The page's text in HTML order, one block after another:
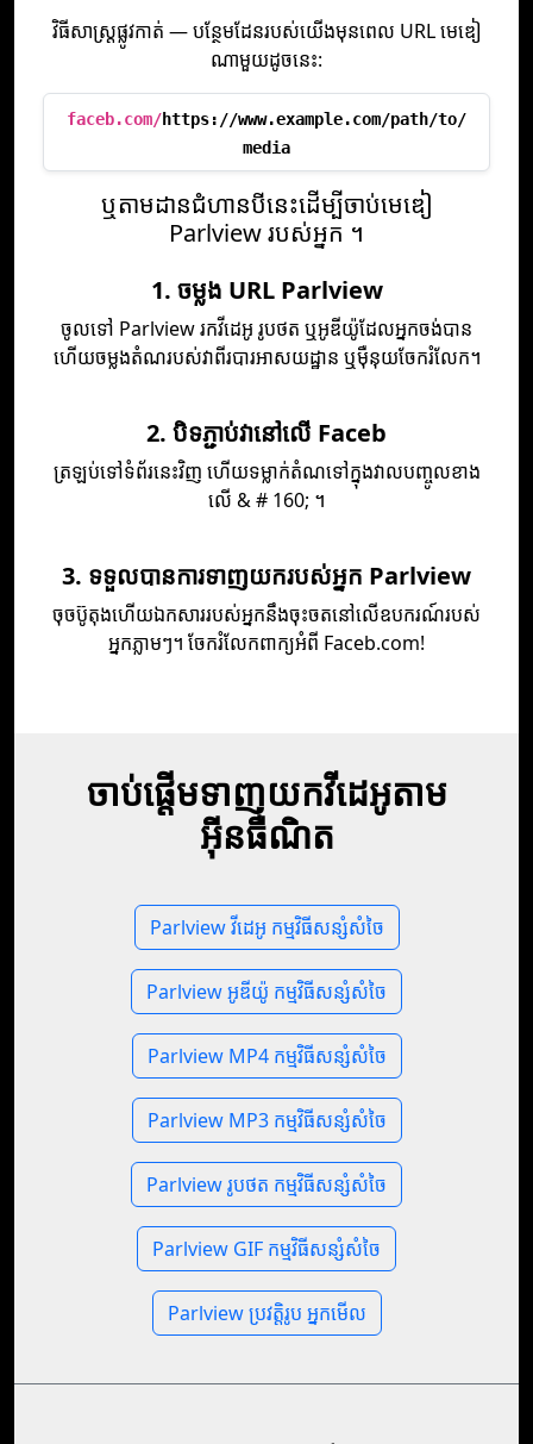
វិធីសាស្ត្រផ្លូវកាត់ — បន្ថែមដែនរបស់យើងមុនពេល URL មេឌៀ
ណាមួយដូចនេះ:
faceb.com/https://www.example.com/path/to/
media
ឬ​តាម​ដាន​ជំហាន​បី​នេះ​ដើម្បី​ចាប់​មេឌៀ
Parlview របស់​អ្នក ។
1. ចម្លង URL Parlview
ចូលទៅ Parlview រកវីដេអូ រូបថត ឬអូឌីយ៉ូដែលអ្នកចង់បាន
ហើយចម្លងតំណរបស់វាពីរបារអាសយដ្ឋាន ឬម៉ឺនុយចែករំលែក។
2. បិទភ្ជាប់វានៅលើ Faceb
ត្រឡប់​ទៅ​ទំព័រ​នេះ​វិញ ហើយ​ទម្លាក់​តំណ​ទៅ​ក្នុង​វាល​បញ្ចូល​ខាង​
លើ & # 160; ។
3. ទទួលបានការទាញយករបស់អ្នក Parlview
ចុចប៊ូតុងហើយឯកសាររបស់អ្នកនឹងចុះចតនៅលើឧបករណ៍របស់
អ្នកភ្លាមៗ។ ចែករំលែកពាក្យអំពី Faceb.com!
ចាប់ផ្តើមទាញយកវីដេអូតាម
អ៊ីនធឺណិត
Parlview វីដេអូ កម្មវិធីសន្សំសំចៃ
Parlview អូឌីយ៉ូ កម្មវិធីសន្សំសំចៃ
Parlview MP4 កម្មវិធីសន្សំសំចៃ
Parlview MP3 កម្មវិធីសន្សំសំចៃ
Parlview រូបថត កម្មវិធីសន្សំសំចៃ
Parlview GIF កម្មវិធីសន្សំសំចៃ
Parlview ប្រវត្តិរូប អ្នកមើល